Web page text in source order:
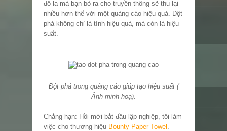
đô la mà bạn bỏ ra cho truyền thông sẽ thu lại
nhiều hơn thế với một quảng cáo hiệu quả. Đột
phá không chỉ là tính hiệu quả, mà còn là hiệu
suất.
Đột phá trong quảng cáo giúp tạo hiệu suất (
Ảnh minh hoạ).
Chẳng hạn: Hồi mới bắt đầu lập nghiệp, tôi làm
việc cho thương hiệu Bounty Paper Towel .